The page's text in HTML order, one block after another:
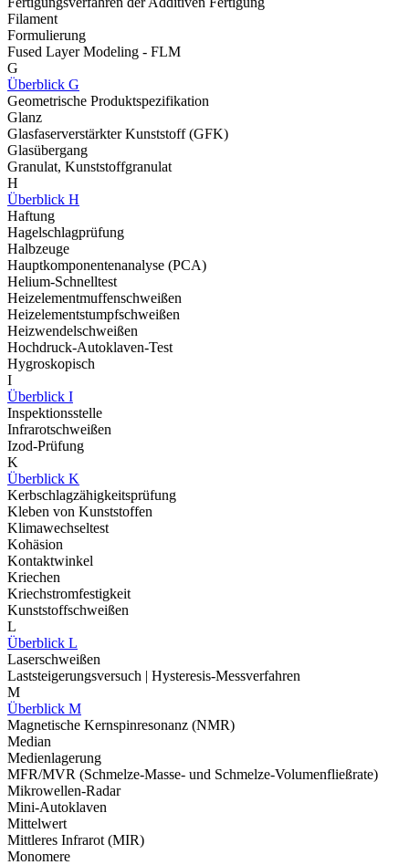
Filament
Formulierung
Fused Layer Modeling - FLM
G
Überblick G
Geometrische Produktspezifikation
Glanz
Glasfaserverstärkter Kunststoff (GFK)
Glasübergang
Granulat, Kunststoffgranulat
H
Überblick H
Haftung
Hagelschlagprüfung
Halbzeuge
Hauptkomponentenanalyse (PCA)
Helium-Schnelltest
Heizelementmuffenschweißen
Heizelementstumpfschweißen
Heizwendelschweißen
Hochdruck-Autoklaven-Test
Hygroskopisch
I
Überblick I
Inspektionsstelle
Infrarotschweißen
Izod-Prüfung
K
Überblick K
Kerbschlagzähigkeitsprüfung
Kleben von Kunststoffen
Klimawechseltest
Kohäsion
Kontaktwinkel
Kriechen
Kriechstromfestigkeit
Kunststoffschweißen
L
Überblick L
Laserschweißen
Laststeigerungsversuch | Hysteresis-Messverfahren
M
Überblick M
Magnetische Kernspinresonanz (NMR)
Median
Medienlagerung
MFR/MVR (Schmelze-Masse- und Schmelze-Volumenfließrate)
Mikrowellen-Radar
Mini-Autoklaven
Mittelwert
Mittleres Infrarot (MIR)
Monomere